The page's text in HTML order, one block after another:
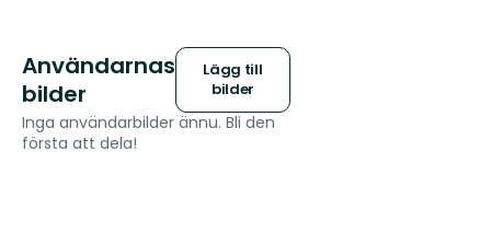
Användarnas
bilder
Lägg till
bilder
Inga användarbilder ännu. Bli den
första att dela!